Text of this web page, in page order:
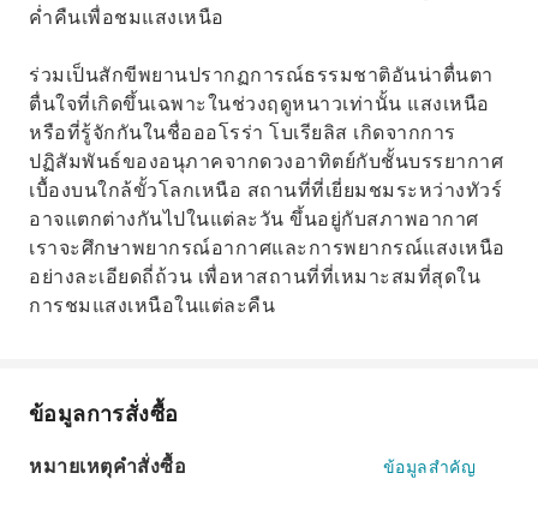
ค่ำคืนเพื่อชมแสงเหนือ
ร่วมเป็นสักขีพยานปรากฏการณ์ธรรมชาติอันน่าตื่นตา
ตื่นใจที่เกิดขึ้นเฉพาะในช่วงฤดูหนาวเท่านั้น แสงเหนือ
หรือที่รู้จักกันในชื่อออโรร่า โบเรียลิส เกิดจากการ
ปฏิสัมพันธ์ของอนุภาคจากดวงอาทิตย์กับชั้นบรรยากาศ
เบื้องบนใกล้ขั้วโลกเหนือ สถานที่ที่เยี่ยมชมระหว่างทัวร์
อาจแตกต่างกันไปในแต่ละวัน ขึ้นอยู่กับสภาพอากาศ
เราจะศึกษาพยากรณ์อากาศและการพยากรณ์แสงเหนือ
อย่างละเอียดถี่ถ้วน เพื่อหาสถานที่ที่เหมาะสมที่สุดใน
การชมแสงเหนือในแต่ละคืน
ข้อมูลการสั่งซื้อ
หมายเหตุคำสั่งซื้อ ข้อมูลสำคัญ